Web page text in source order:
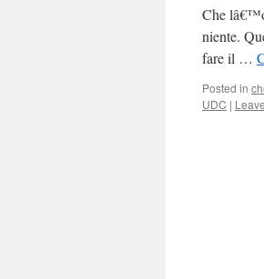
Che
niente.
fare il …
Posted in
UDC |